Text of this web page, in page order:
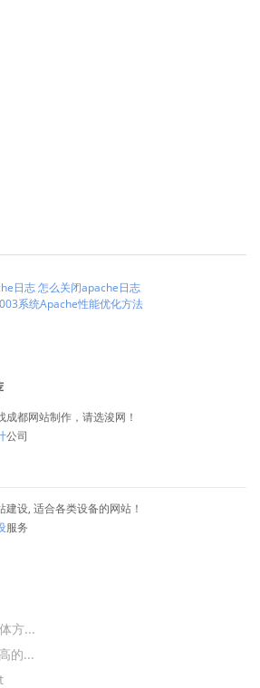
日志 怎么关闭apache日志
系统Apache性能优化方法
成都网站制作，请选浚网！
公司
建设, 适合各类设备的网站！
服务
方...
的...